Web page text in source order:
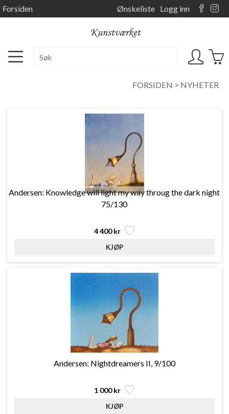
Forsiden Ønskeliste Logg inn
FORSIDEN > NYHETER
Andersen: Knowledge will light my way throug the dark night
75/130
4 400 kr
Andersen: Nightdreamers II, 9/100
1 000 kr